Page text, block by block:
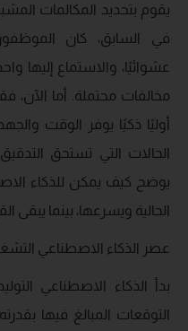
يقوم بتحديد المكالمات
في السابق، كان
عشوائيًا، والاستماع إليها
مخالفات محتملة. أما الآن،
أوليًا ذكيًا يوفر الوقت
الحالات التي تستحق
يوضح كيف يمكن للذكاء
الحالية ويسرعها، بينما يبقى
عصر الذكاء الاصطناعي
بدأ الذكاء الاصطناعي
التوقعات المبالغ فيها